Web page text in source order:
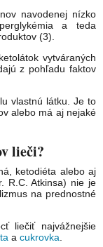
navodenej nízko
a teda
(3).
vytváraných
z pohľadu faktov
vlastnú látku. Je to
alebo má aj nejaké
lieči?
ketodiéta alebo aj
R.C. Atkinsa) nie je
na prednostné
liečiť najvážnejšie
a cukrovka